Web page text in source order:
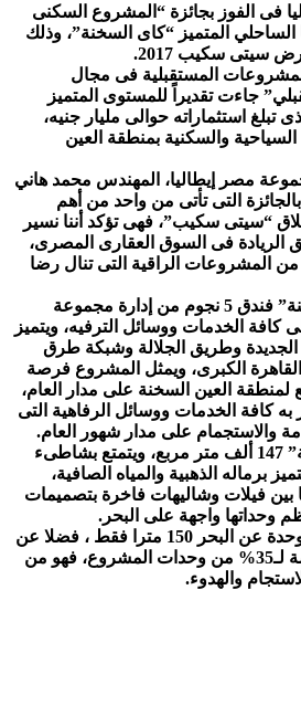
فى الفوز بجائزة “المشروع السكنى
المتميز “كاى السخنة”، وذلك
سيتى سكيب 2017.
المستقبلية فى مجال
جاءت تقديراً للمستوى المتميز
استثماراته حوالى مليار جنيه،
والسكنية بمنطقة العين
مصر إيطاليا، المهندس محمد هاني
التى تأتى من واحد من أهم
“سيتى سكيب”، فهى تؤكد أننا نسير
الريادة فى السوق العقارى المصرى،
المشروعات الراقية التى تنال رضا
ويضم مشروع “كاى السخنة” فندق 5 نجوم من إدارة مجموعة
كافة الخدمات ووسائل الترفيه، ويتميز
الجديدة وطريق الجلالة وشبكة طرق
الكبرى، ويمثل المشروع فرصة
لمنطقة العين السخنة على مدار العام،
كافة الخدمات ووسائل الرفاهية التى
والاستجمام على مدار شهور العام.
وتبلغ مساحة “كاى السخنة” 147 ألف متر مربع، ويتمتع بشاطىء
طوله 1200 متر يتميز برماله الذهبية والمياه الصافية،
فيلات وشاليهات فاخرة بتصميمات
وحداتها واجهة على البحر.
كما تبلغ المسافة بين أبعد وحدة عن البحر 150 مترا فقط ، فضلا عن
توافر حمامات سباحة خاصة لـ35% من وحدات المشروع، فهو من
والهدوء.